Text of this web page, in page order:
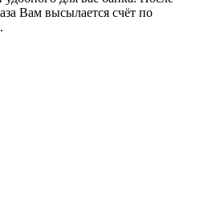
Вам высылается счёт по